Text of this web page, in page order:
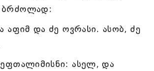
ბრძოლად:
აფიმ და ძე ოვრასი. ასობ, ძე
ასელ, და